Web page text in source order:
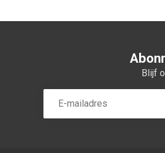
Blijf